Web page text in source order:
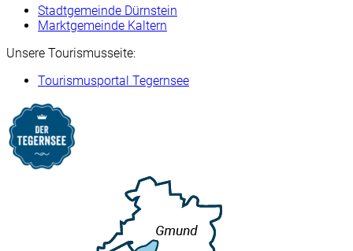
Stadtgemeinde Dürnstein
Marktgemeinde Kaltern
Unsere Tourismusseite:
Tourismusportal Tegernsee